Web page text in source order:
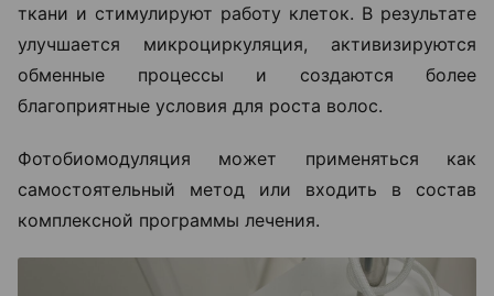
ткани и стимулируют работу клеток. В результате
улучшается микроциркуляция, активизируются
обменные процессы и создаются более
благоприятные условия для роста волос.
Фотобиомодуляция может применяться как
самостоятельный метод или входить в состав
комплексной программы лечения.